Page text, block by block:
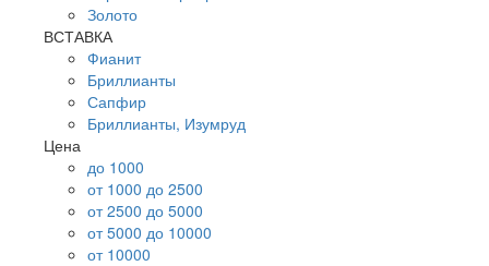
Золото
ВСТАВКА
Фианит
Бриллианты
Сапфир
Бриллианты, Изумруд
Цена
до 1000
от 1000 до 2500
от 2500 до 5000
от 5000 до 10000
от 10000